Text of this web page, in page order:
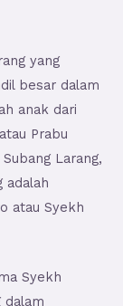
yang
besar dalam
anak dari
Prabu
Larang,
adalah
atau Syekh
Syekh
dalam